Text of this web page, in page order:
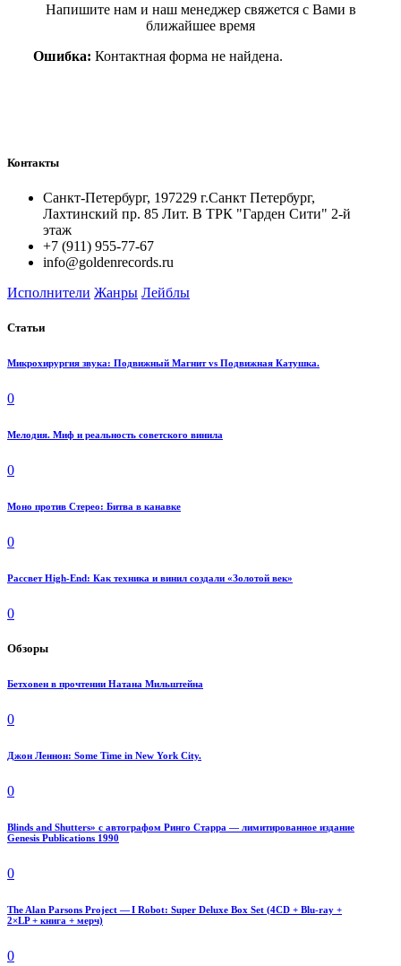
Напишите нам и наш менеджер свяжется с Вами в
ближайшее время
Ошибка: Контактная форма не найдена.
Контакты
Санкт-Петербург, 197229 г.Санкт Петербург,
Лахтинский пр. 85 Лит. B ТРК "Гарден Сити" 2-й
этаж
+7 (911) 955-77-67
info@goldenrecords.ru
Исполнители Жанры Лейблы
Статьи
Микрохирургия звука: Подвижный Магнит vs Подвижная Катушка.
0
Мелодия. Миф и реальность советского винила
0
Моно против Стерео: Битва в канавке
0
Рассвет High-End: Как техника и винил создали «Золотой век»
0
Обзоры
Бетховен в прочтении Натана Мильштейна
0
Джон Леннон: Some Time in New York City.
0
Blinds and Shutters» с автографом Ринго Старра — лимитированное издание
Genesis Publications 1990
0
The Alan Parsons Project — I Robot: Super Deluxe Box Set (4CD + Blu-ray +
2×LP + книга + мерч)
0